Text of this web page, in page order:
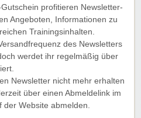
profitieren Newsletter-
Angeboten, Informationen zu
Trainingsinhalten.
des Newsletters
werdet ihr regelmäßig über
Newsletter nicht mehr erhalten
über einen Abmeldelink im
Website abmelden.